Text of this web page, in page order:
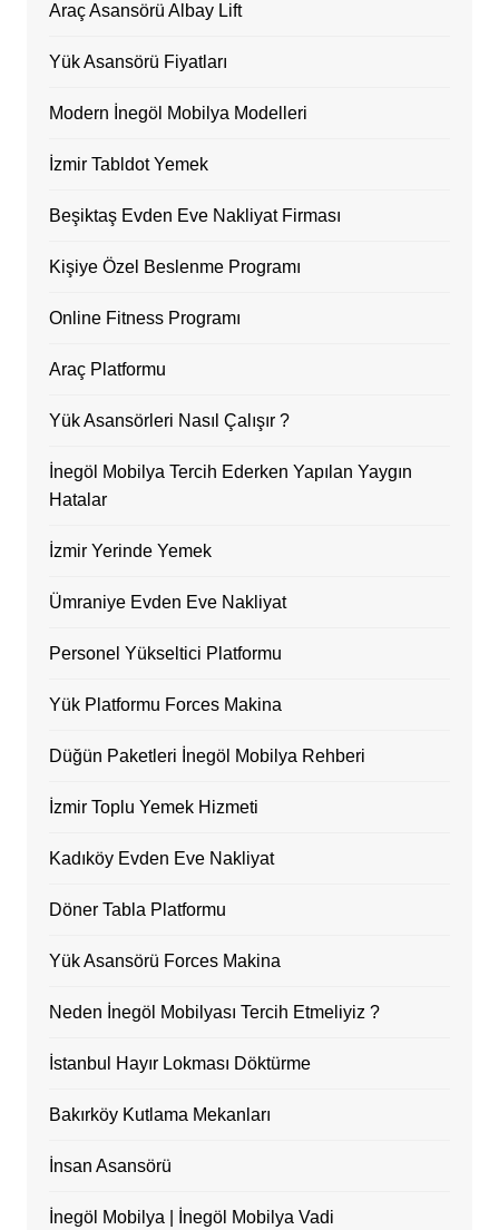
Araç Asansörü Albay Lift
Yük Asansörü Fiyatları
Modern İnegöl Mobilya Modelleri
İzmir Tabldot Yemek
Beşiktaş Evden Eve Nakliyat Firması
Kişiye Özel Beslenme Programı
Online Fitness Programı
Araç Platformu
Yük Asansörleri Nasıl Çalışır ?
İnegöl Mobilya Tercih Ederken Yapılan Yaygın
Hatalar
İzmir Yerinde Yemek
Ümraniye Evden Eve Nakliyat
Personel Yükseltici Platformu
Yük Platformu Forces Makina
Düğün Paketleri İnegöl Mobilya Rehberi
İzmir Toplu Yemek Hizmeti
Kadıköy Evden Eve Nakliyat
Döner Tabla Platformu
Yük Asansörü Forces Makina
Neden İnegöl Mobilyası Tercih Etmeliyiz ?
İstanbul Hayır Lokması Döktürme
Bakırköy Kutlama Mekanları
İnsan Asansörü
İnegöl Mobilya | İnegöl Mobilya Vadi